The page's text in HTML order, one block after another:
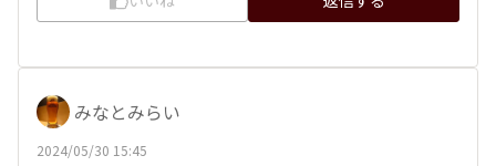
みなとみらい
2024/05/30 15:45